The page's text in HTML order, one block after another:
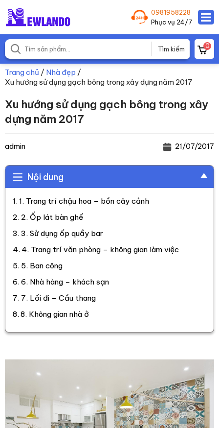
0981958228
Phục vụ 24/7
0
Trang chủ / Nhà đẹp /
Xu hướng sử dụng gạch bông trong xây dựng năm 2017
Xu hướng sử dụng gạch bông trong xây
dựng năm 2017
admin 21/07/2017
Nội dung
1. Trang trí chậu hoa – bồn cây cảnh
2. Ốp lát bàn ghế
3. Sử dụng ốp quầy bar
4. Trang trí văn phòng – không gian làm việc
5. Ban công
6. Nhà hàng – khách sạn
7. Lối đi – Cầu thang
8. Không gian nhà ở